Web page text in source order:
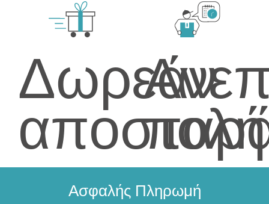
Δωρεάν
αποστολή
Ασφαλής Πληρωμή